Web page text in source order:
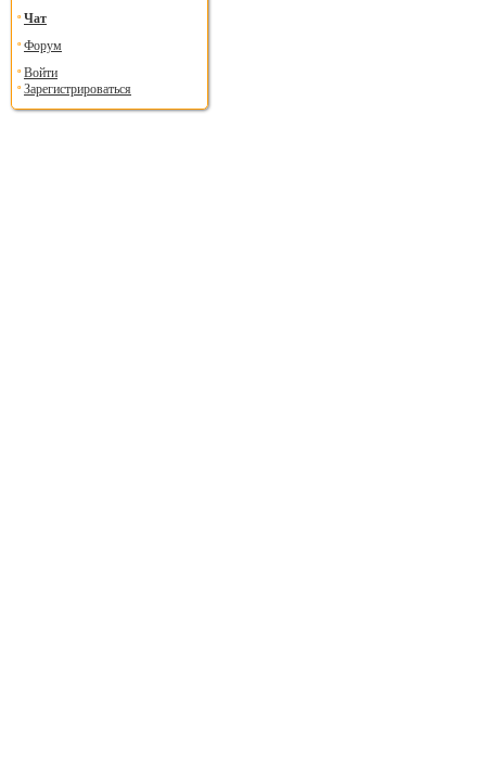
Чат
Форум
Войти
Зарегистрироваться